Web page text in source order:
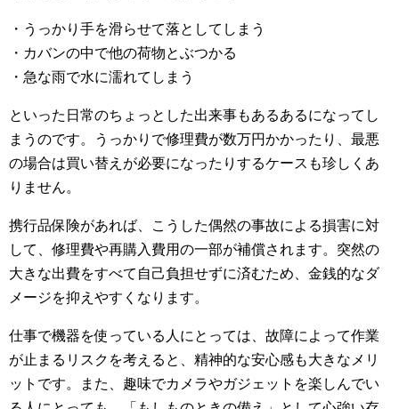
・うっかり手を滑らせて落としてしまう
・カバンの中で他の荷物とぶつかる
・急な雨で水に濡れてしまう
といった日常のちょっとした出来事もあるあるになってし
まうのです。うっかりで修理費が数万円かかったり、最悪
の場合は買い替えが必要になったりするケースも珍しくあ
りません。
携行品保険があれば、こうした偶然の事故による損害に対
して、修理費や再購入費用の一部が補償されます。突然の
大きな出費をすべて自己負担せずに済むため、金銭的なダ
メージを抑えやすくなります。
仕事で機器を使っている人にとっては、故障によって作業
が止まるリスクを考えると、精神的な安心感も大きなメリ
ットです。また、趣味でカメラやガジェットを楽しんでい